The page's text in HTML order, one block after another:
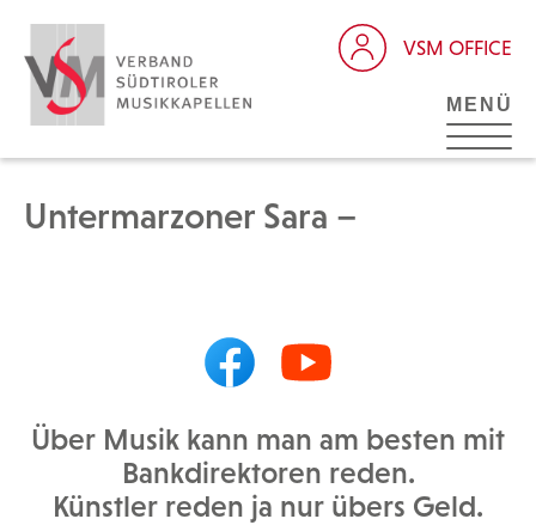
VSM OFFICE
MENÜ
Untermarzoner Sara –
Über Musik kann man am besten mit
Bankdirektoren reden.
Künstler reden ja nur übers Geld.